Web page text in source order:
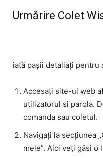
Urmărire Colet
iată pașii detaliați pentru
Accesați site-ul web
utilizatorul si parola.
comanda sau coletul.
Navigați la secțiunea
mele”. Aici veți găsi